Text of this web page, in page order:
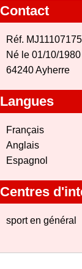
Contact
Réf.
Né le 01/10/1980
64240 Ayherre
Langues
Français
Anglais
Espagnol
Centres
sport en général